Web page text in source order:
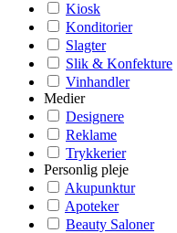
Kiosk
Konditorier
Slagter
Slik & Konfekture
Vinhandler
Medier
Designere
Reklame
Trykkerier
Personlig pleje
Akupunktur
Apoteker
Beauty Saloner